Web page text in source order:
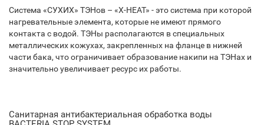
Система «СУХИХ» ТЭНов – «X-HEAT» - это система при которой
нагревательные элемента, которые не имеют прямого
контакта с водой. ТЭНы располагаются в специальных
металлических кожухах, закрепленных на фланце в нижней
части бака, что ограничивает образование накипи на ТЭНах и
значительно увеличивает ресурс их работы.
Санитарная антибактериальная обработка воды